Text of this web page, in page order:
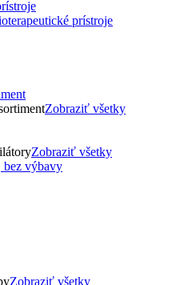
prístroje
Zobraziť všetky
Zobraziť všetky
Zobraziť všetky